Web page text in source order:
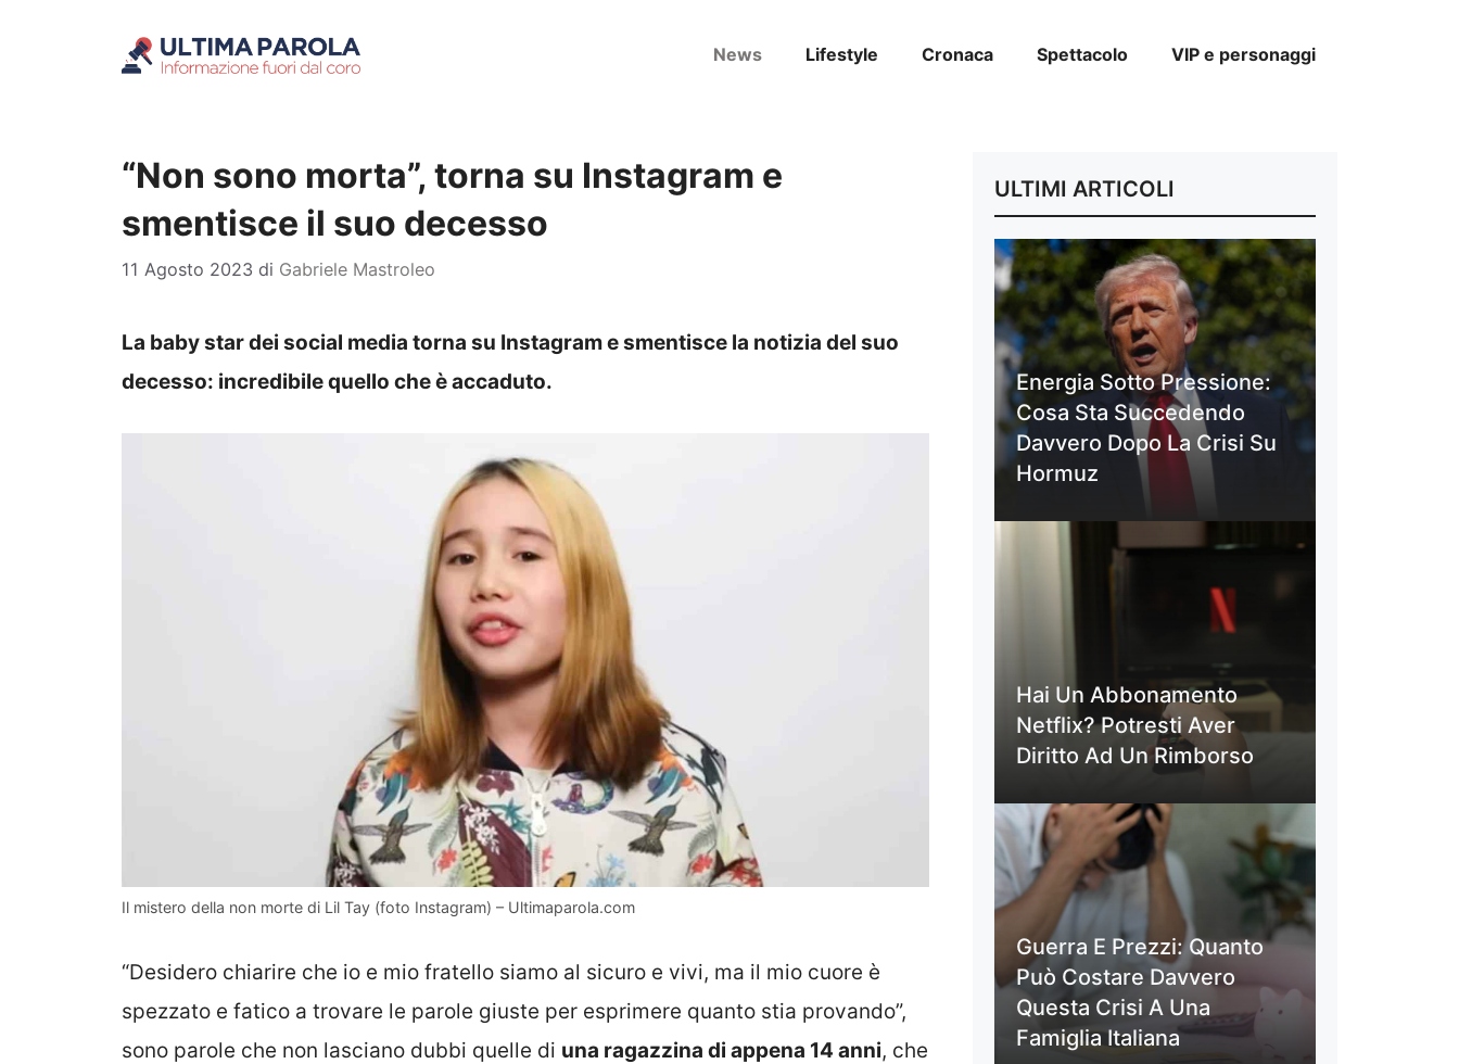
News Lifestyle Cronaca Spettacolo VIP e personaggi
“Non sono morta”, torna su Instagram e
smentisce il suo decesso
11 Agosto 2023 di Gabriele Mastroleo
La baby star dei social media torna su Instagram e smentisce la notizia del suo
decesso: incredibile quello che è accaduto.
Il mistero della non morte di Lil Tay (foto Instagram) – Ultimaparola.com
“Desidero chiarire che io e mio fratello siamo al sicuro e vivi, ma il mio cuore è
spezzato e fatico a trovare le parole giuste per esprimere quanto stia provando”,
sono parole che non lasciano dubbi quelle di una ragazzina di appena 14 anni, che
ULTIMI ARTICOLI
Energia Sotto Pressione:
Cosa Sta Succedendo
Davvero Dopo La Crisi Su
Hormuz
Hai Un Abbonamento
Netflix? Potresti Aver
Diritto Ad Un Rimborso
Guerra E Prezzi: Quanto
Può Costare Davvero
Questa Crisi A Una
Famiglia Italiana